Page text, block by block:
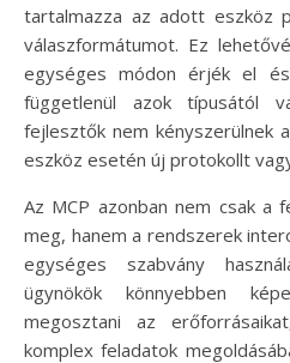
tartalmazza az adott eszköz
válaszformátumot. Ez
egységes módon érjék el
függetlenül azok típusától
fejlesztők nem kényszerülnek
eszköz esetén új protokollt
Az MCP azonban nem csak a
meg, hanem a rendszerek
egységes szabvány
ügynökök könnyebben
megosztani az
komplex feladatok